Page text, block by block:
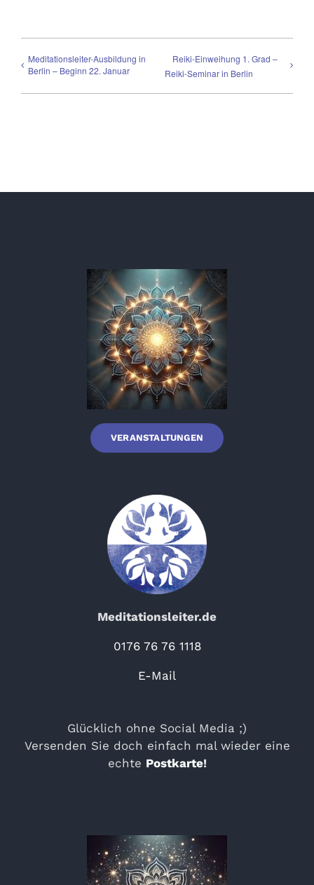
Meditationsleiter-Ausbildung in
Berlin – Beginn 22. Januar
Reiki-Einweihung 1. Grad –
Reiki-Seminar in Berlin
VERANSTALTUNGEN
Meditationsleiter.de
0176 76 76 1118
E-Mail
Glücklich ohne Social Media ;)
Versenden Sie doch einfach mal wieder eine
echte Postkarte!